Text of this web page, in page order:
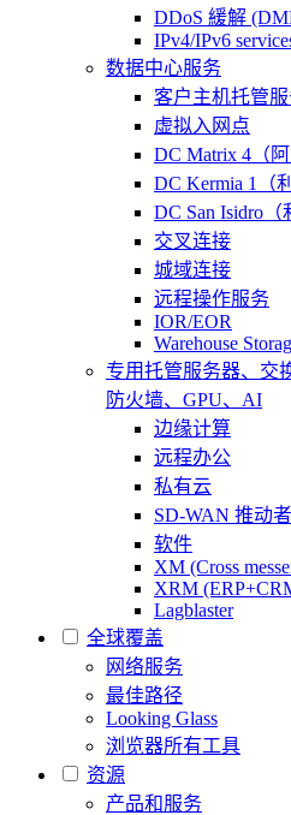
DDoS 緩解
IPv4/IPv6
数据中心服务
客户主机托管
虚拟入网点
DC Matrix 4（阿
DC Kermia 1（
DC San Isidro（
交叉连接
城域连接
远程操作服务
IOR/EOR
Warehouse
专用托管服务器、交
防火墙、GPU、AI
边缘计算
远程办公
私有云
SD-WAN 推动者
软件
XM (Cross
XRM
Lagblaster
全球覆盖
网络服务
最佳路径
Looking Glass
浏览器所有工具
资源
产品和服务